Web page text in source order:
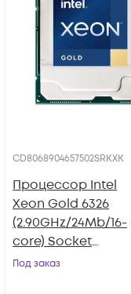
CD8068904657502SRKXK
Процессор Intel
Xeon Gold 6326
(2.90GHz/24Mb/16-
core) Socket
LGA4189
Под заказ